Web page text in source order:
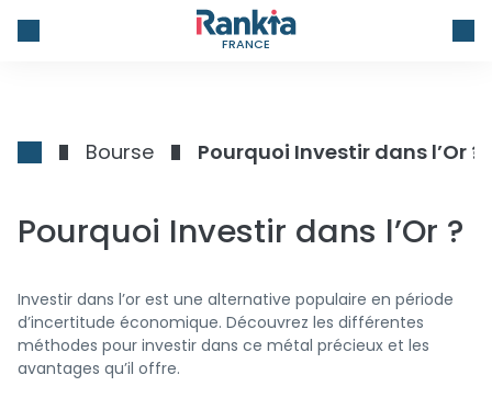
FRANCE
Bourse Pourquoi Investir dans l’Or ?
Pourquoi Investir dans l’Or ?
Investir dans l’or est une alternative populaire en période
d’incertitude économique. Découvrez les différentes
méthodes pour investir dans ce métal précieux et les
avantages qu’il offre.